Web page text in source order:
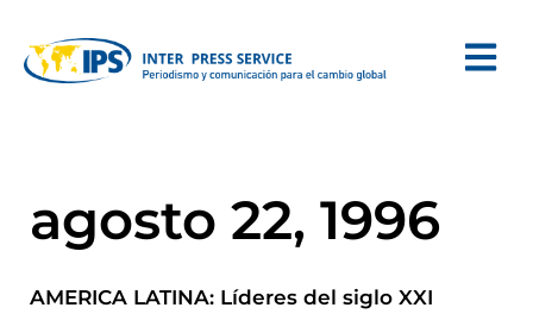
agosto 22, 1996
AMERICA LATINA: Líderes del siglo XXI